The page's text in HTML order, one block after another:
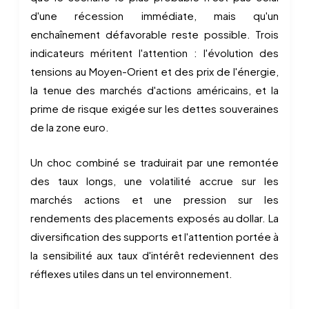
d'une récession immédiate, mais qu'un
enchaînement défavorable reste possible. Trois
indicateurs méritent l'attention : l'évolution des
tensions au Moyen-Orient et des prix de l'énergie,
la tenue des marchés d'actions américains, et la
prime de risque exigée sur les dettes souveraines
de la zone euro.
Un choc combiné se traduirait par une remontée
des taux longs, une volatilité accrue sur les
marchés actions et une pression sur les
rendements des placements exposés au dollar. La
diversification des supports et l'attention portée à
la sensibilité aux taux d'intérêt redeviennent des
réflexes utiles dans un tel environnement.